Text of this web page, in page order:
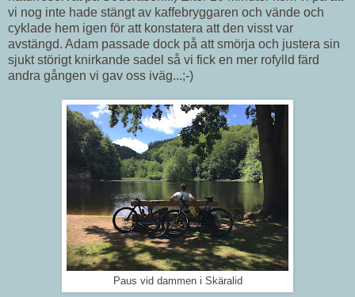
vi nog inte hade stängt av kaffebryggaren och vände och
cyklade hem igen för att konstatera att den visst var
avstängd. Adam passade dock på att smörja och justera sin
sjukt störigt knirkande sadel så vi fick en mer rofylld färd
andra gången vi gav oss iväg...;-)
Paus vid dammen i Skäralid